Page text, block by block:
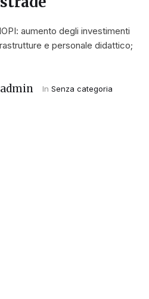
aumento degli investimenti
e personale didattico;
admin In Senza categoria